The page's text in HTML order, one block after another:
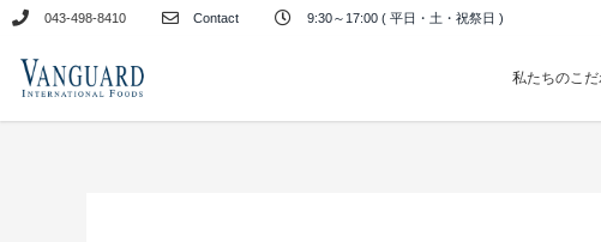
キ
043-498-8410 Contact 9:30～17:00 ( 平日・土・祝祭日 )
私たちのこだ